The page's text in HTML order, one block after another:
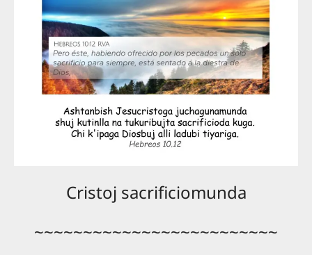
Cristoj sacrificiomunda
~~~~~~~~~~~~~~~~~~~~~~~~~